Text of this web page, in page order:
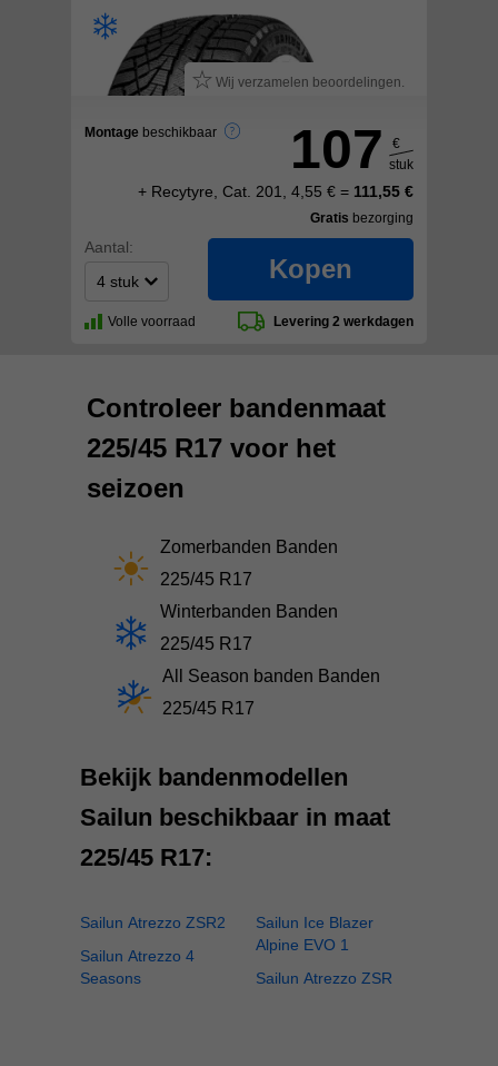
Wij verzamelen beoordelingen.
Montage beschikbaar 107
€
stuk
+ Recytyre, Cat. 201, 4,55 € = 111,55 €
Gratis bezorging
Aantal:
Kopen
Volle voorraad Levering 2 werkdagen
Controleer bandenmaat
225/45 R17 voor het
seizoen
Zomerbanden Banden
225/45 R17
Winterbanden Banden
225/45 R17
All Season banden Banden
225/45 R17
Bekijk bandenmodellen
Sailun beschikbaar in maat
225/45 R17:
Sailun Atrezzo ZSR2
Sailun Atrezzo 4
Seasons
Sailun Ice Blazer
Alpine EVO 1
Sailun Atrezzo ZSR